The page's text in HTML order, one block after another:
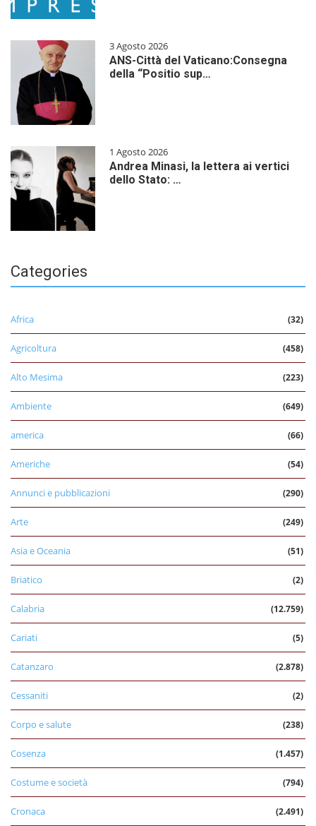
3 Agosto 2026
ANS-Città del Vaticano:Consegna
della “Positio sup…
1 Agosto 2026
Andrea Minasi, la lettera ai vertici
dello Stato: …
Categories
Africa (32)
Agricoltura (458)
Alto Mesima (223)
Ambiente (649)
america (66)
Americhe (54)
Annunci e pubblicazioni (290)
Arte (249)
Asia e Oceania (51)
Briatico (2)
Calabria (12.759)
Cariati (5)
Catanzaro (2.878)
Cessaniti (2)
Corpo e salute (238)
Cosenza (1.457)
Costume e società (794)
Cronaca (2.491)